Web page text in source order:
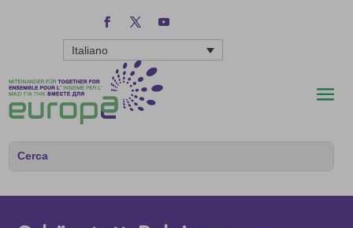
Italiano